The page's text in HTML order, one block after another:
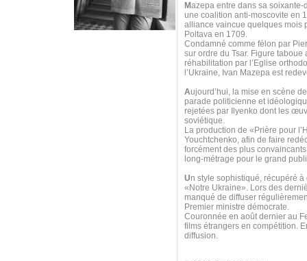
Mazepa entre dans sa soixante-
une coalition anti-moscovite en
alliance vaincue quelques mois
Poltava en 1709.
Condamné comme félon par
sur ordre du Tsar. Figure
réhabilitation par l’Eglise
l’Ukraine, Ivan Mazepa est
Aujourd’hui, la mise en scène
parade politicienne et
rejetées par Ilyenko dont les
soviétique.
La production de «Prière pour
Youchtchenko, afin de faire
forcément des plus
long-métrage pour le grand
Un style sophistiqué, récupéré
«Notre Ukraine». Lors des
manqué de diffuser
Premier ministre démocrate.
Couronnée en août dernier au
films étrangers en compétition.
diffusion.